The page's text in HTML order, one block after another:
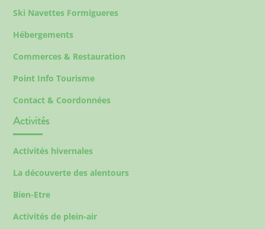
Ski Navettes Formigueres
Hébergements
Commerces & Restauration
Point Info Tourisme
Contact & Coordonnées
Activités
Activités hivernales
La découverte des alentours
Bien-Etre
Activités de plein-air